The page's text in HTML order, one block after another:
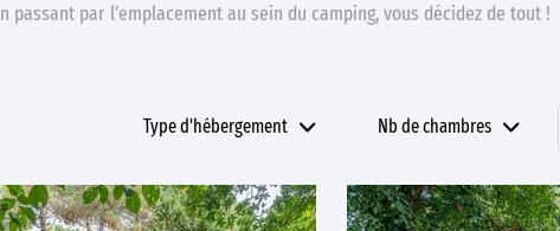
passant par l’emplacement au sein du camping, vous décidez de tout !
Type d'hébergement Nb de chambres